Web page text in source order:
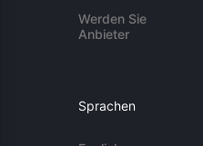
Werden Sie
Anbieter
Sprachen